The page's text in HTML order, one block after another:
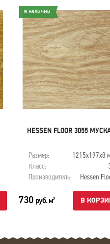
в наличии
HESSEN FLOOR 3055
Размер:
1215х197х8
Класс:
Производитель:
Hessen
730 руб. м2 В